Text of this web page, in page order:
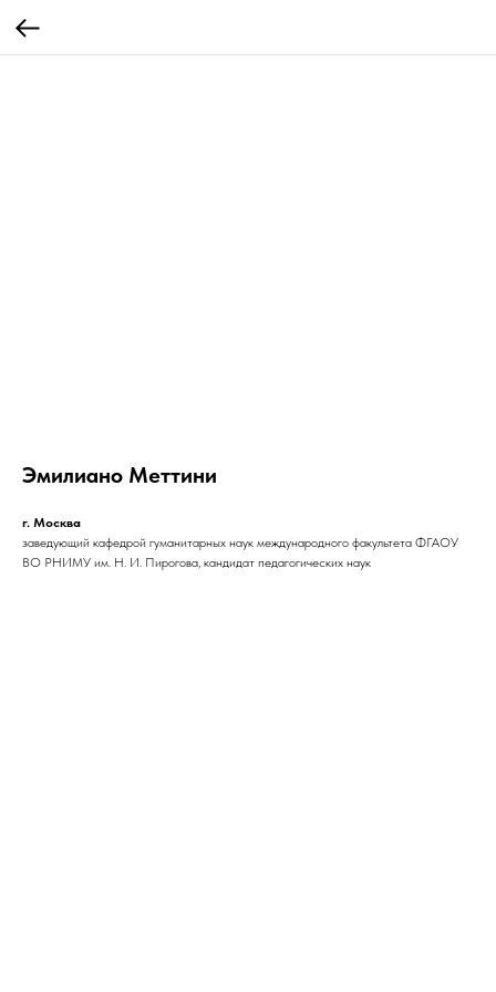
Эмилиано Меттини
г. Москва
заведующий кафедрой гуманитарных наук международного факультета ФГАОУ
ВО РНИМУ им. Н. И. Пирогова, кандидат педагогических наук